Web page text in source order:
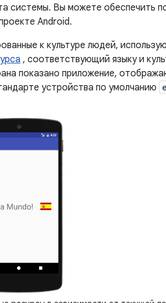
системы. Вы можете обеспечить
Android.
к культуре людей,
, соответствующий языку и
показано приложение,
устройства по умолчанию